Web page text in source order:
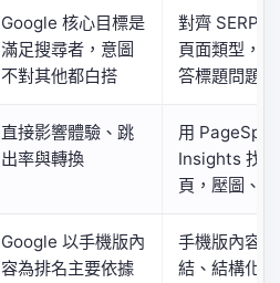
Google 核心目標是
滿足搜尋者，意圖
不對其他都白搭
對齊 SERP
頁面類型，
答標題問題
直接影響體驗、跳
出率與轉換
用
Insights 找
頁，壓圖、
Google 以手機版內
容為排名主要依據
手機版內容
結、結構化